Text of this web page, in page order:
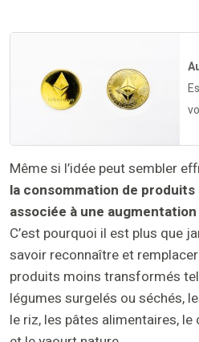
Même si l’idée peut sembler
la consommation de
associée à une
C’est pourquoi il est plus que
savoir reconnaître et
produits moins transformés
légumes surgelés ou séchés,
le riz, les pâtes alimentaires,